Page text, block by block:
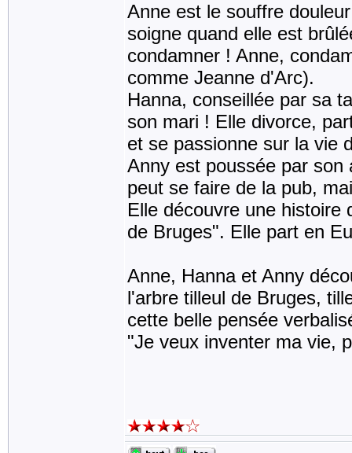
Anne est le souffre
soigne quand elle est
condamner ! Anne,
comme Jeanne d'Arc).
Hanna, conseillée par sa
son mari ! Elle divorce,
et se passionne sur la vie
Anny est poussée par son
peut se faire de la pub,
Elle découvre une histoire
de Bruges". Elle part en
Anne, Hanna et Anny
l'arbre tilleul de Bruges,
cette belle pensée
"Je veux inventer ma vie,